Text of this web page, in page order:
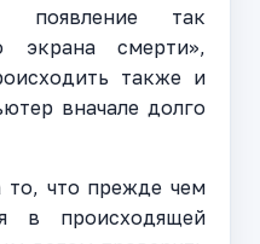
появление так
экрана смерти»,
также и
вначале долго
то, что прежде чем
в происходящей